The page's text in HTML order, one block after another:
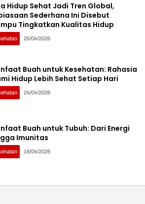
Hidup Sehat Jadi Tren Global,
Sederhana Ini Disebut
Tingkatkan Kualitas Hidup
25/04/2026
Buah untuk Kesehatan: Rahasia
Hidup Lebih Sehat Setiap Hari
24/04/2026
Buah untuk Tubuh: Dari Energi
Imunitas
18/04/2026